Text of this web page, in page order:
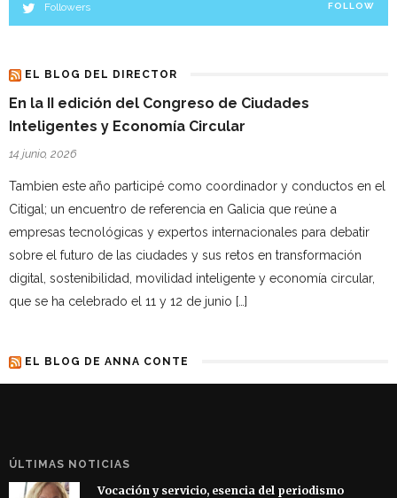
Followers FOLLOW
EL BLOG DEL DIRECTOR
En la II edición del Congreso de Ciudades
Inteligentes y Economía Circular
14 junio, 2026
Tambien este año participé como coordinador y conductos en el
Citigal; un encuentro de referencia en Galicia que reúne a
empresas tecnológicas y expertos internacionales para debatir
sobre el futuro de las ciudades y sus retos en transformación
digital, sostenibilidad, movilidad inteligente y economía circular,
que se ha celebrado el 11 y 12 de junio […]
EL BLOG DE ANNA CONTE
ÚLTIMAS NOTICIAS
Vocación y servicio, esencia del periodismo